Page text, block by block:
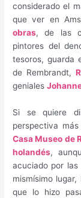
considerado el
que ver en
obras, de las
pintores del
tesoros, guarda
de Rembrandt,
geniales
Si se quiere
perspectiva
Casa Museo de
holandés,
acuciado por
mismísimo
que lo hizo